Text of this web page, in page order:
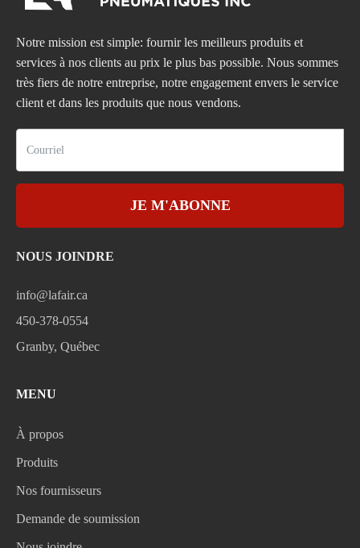
Notre mission est simple: fournir les meilleurs produits et
services à nos clients au prix le plus bas possible. Nous sommes
très fiers de notre entreprise, notre engagement envers le service
client et dans les produits que nous vendons.
JE M'ABONNE
NOUS JOINDRE
info@lafair.ca
450-378-0554
Granby, Québec
MENU
À propos
Produits
Nos fournisseurs
Demande de soumission